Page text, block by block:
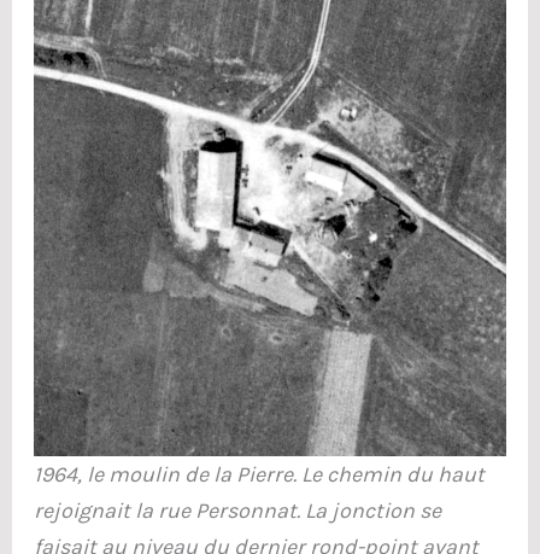
1964, le moulin de la Pierre. Le chemin du haut
rejoignait la rue Personnat. La jonction se
faisait au niveau du dernier rond-point avant